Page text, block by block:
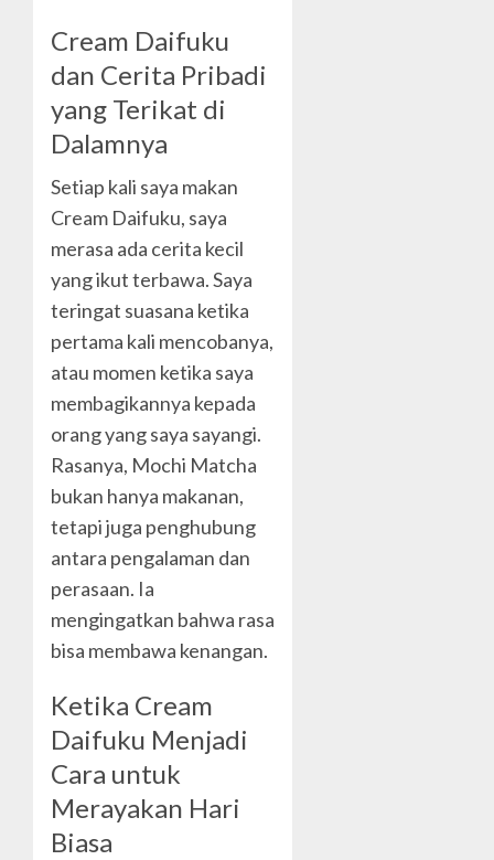
Cream Daifuku
dan Cerita Pribadi
yang Terikat di
Dalamnya
Setiap kali saya makan
Cream Daifuku, saya
merasa ada cerita kecil
yang ikut terbawa. Saya
teringat suasana ketika
pertama kali mencobanya,
atau momen ketika saya
membagikannya kepada
orang yang saya sayangi.
Rasanya, Mochi Matcha
bukan hanya makanan,
tetapi juga penghubung
antara pengalaman dan
perasaan. Ia
mengingatkan bahwa rasa
bisa membawa kenangan.
Ketika Cream
Daifuku Menjadi
Cara untuk
Merayakan Hari
Biasa